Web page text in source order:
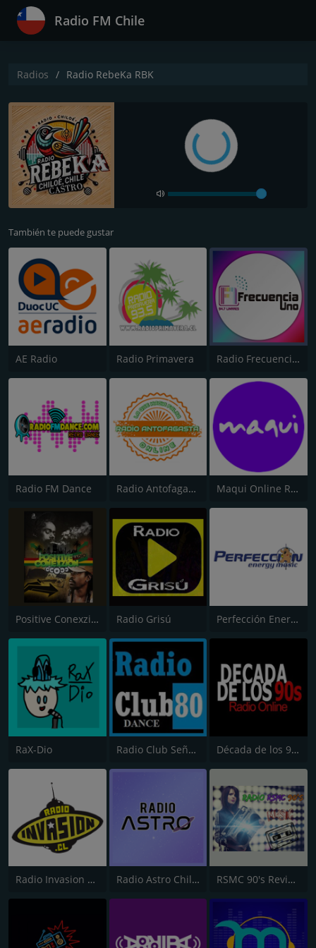
Radio FM Chile
Radios Radio RebeKa RBK
También te puede gustar
AE Radio Radio Primavera Radio Frecuencia Uno
Radio FM Dance Radio Antofagasta Online Maqui Online Radio
Positive Conexzion Radio Grisú Perfección Energy Music
RaX-Dio Radio Club Señal Dance Década de los 90s
Radio Invasion Chile Radio Astro Chile 🪐 RSMC 90's Revive los Noventas!